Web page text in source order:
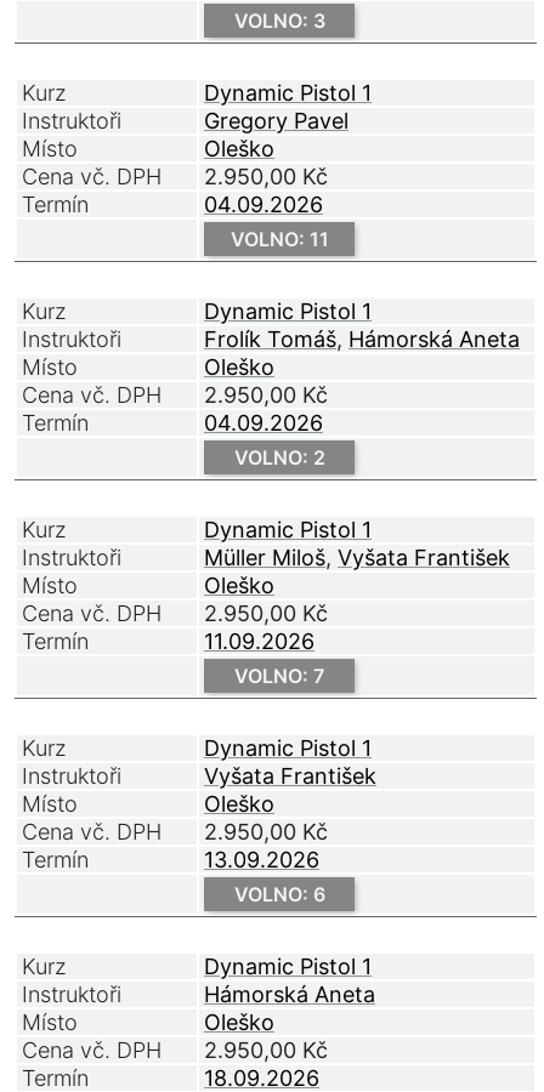
VOLNO: 3
Kurz
Dynamic Pistol 1
Instruktoři
Gregory Pavel
Místo
Oleško
Cena vč. DPH
2.950,00 Kč
Termín
04.09.2026
VOLNO: 11
Kurz
Dynamic Pistol 1
Instruktoři
Frolík Tomáš Hámorská Aneta
Místo
Oleško
Cena vč. DPH
2.950,00 Kč
Termín
04.09.2026
VOLNO: 2
Kurz
Dynamic Pistol 1
Instruktoři
Müller Miloš Vyšata František
Místo
Oleško
Cena vč. DPH
2.950,00 Kč
Termín
11.09.2026
VOLNO: 7
Kurz
Dynamic Pistol 1
Instruktoři
Vyšata František
Místo
Oleško
Cena vč. DPH
2.950,00 Kč
Termín
13.09.2026
VOLNO: 6
Kurz
Dynamic Pistol 1
Instruktoři
Hámorská Aneta
Místo
Oleško
Cena vč. DPH
2.950,00 Kč
Termín
18.09.2026